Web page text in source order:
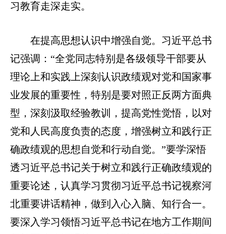
习教育走深走实。
在提高思想认识中增强自觉。习近平总书
记强调：“全党同志特别是各级领导干部要从
理论上和实践上深刻认识政绩观对党和国家事
业发展的重要性，特别是要对照正反两方面典
型，深刻汲取经验教训，提高党性觉悟，以对
党和人民高度负责的态度，增强树立和践行正
确政绩观的思想自觉和行动自觉。”要学深悟
透习近平总书记关于树立和践行正确政绩观的
重要论述，认真学习贯彻习近平总书记视察河
北重要讲话精神，做到入心入脑、知行合一。
要深入学习领悟习近平总书记在地方工作期间